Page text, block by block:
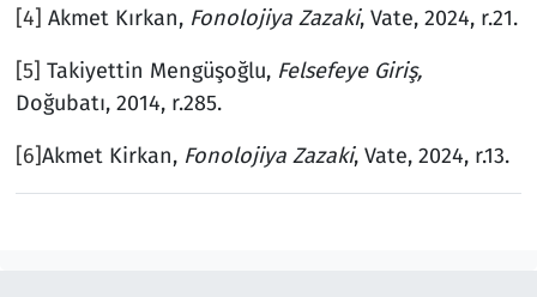
[4] Akmet Kırkan, Fonolojiya Zazaki, Vate, 2024, r.21.
[5] Takiyettin Mengüşoğlu, Felsefeye Giriş,
Doğubatı, 2014, r.285.
[6]Akmet Kirkan, Fonolojiya Zazaki, Vate, 2024, r.13.